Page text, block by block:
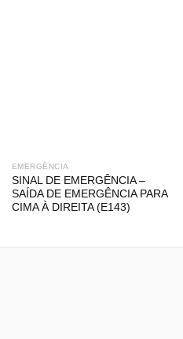
EMERGÊNCIA
SINAL DE EMERGÊNCIA –
SAÍDA DE EMERGÊNCIA PARA
CIMA À DIREITA (E143)